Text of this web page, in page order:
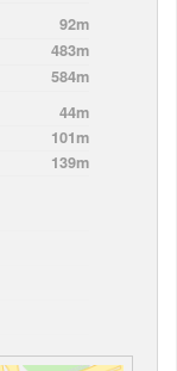
92m
483m
584m
44m
101m
139m